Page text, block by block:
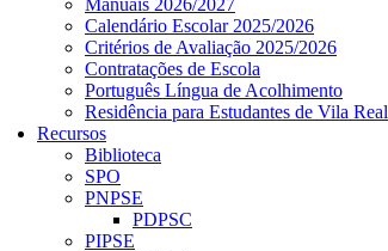
Manuais 2026/2027
Calendário Escolar 2025/2026
Critérios de Avaliação 2025/2026
Contratações de Escola
Português Língua de Acolhimento
Residência para Estudantes de Vila Real
Recursos
Biblioteca
SPO
PNPSE
PDPSC
PIPSE